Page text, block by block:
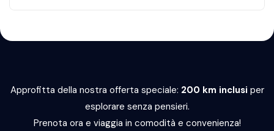
Approfitta della nostra offerta speciale: 200 km inclusi per
esplorare senza pensieri.
Prenota ora e viaggia in comodità e convenienza!